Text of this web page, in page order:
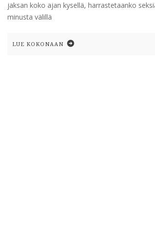
jaksan koko ajan kysellä, harrastetaanko
minusta välillä
LUE KOKONAAN